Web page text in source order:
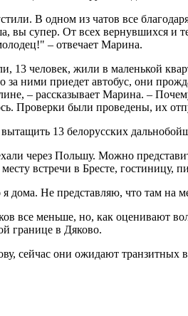
В одном из чатов все
супер. От всех вернувшихся и
– отвечает Марина.
13 человек, жили в маленькой
ними приедет автобус, они
– рассказывает Марина. –
Проверки были проведены, их
через Польшу. Можно
встречи в Бресте,
дома. Не представляю, что там
все меньше, но, как оценивают
границе в Дяково.
сейчас они ожидают